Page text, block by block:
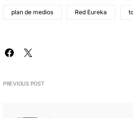
plan de medios Red Eureka
PREVIOUS POST